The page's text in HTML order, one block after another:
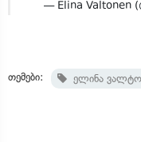
— Elina Valtonen
თემები: ელინა